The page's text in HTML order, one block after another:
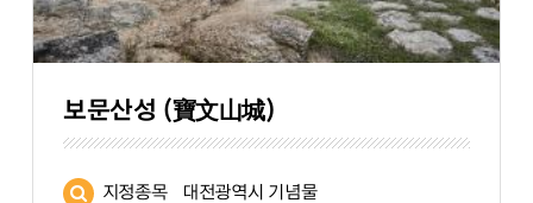
보문산성 (寶文山城)
지정종목 대전광역시 기념물